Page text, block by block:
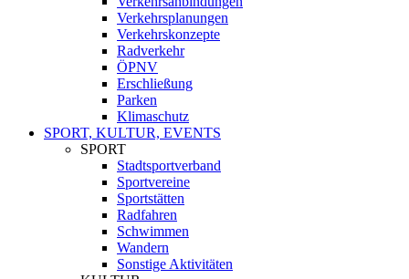
Verkehrsplanungen
Verkehrskonzepte
Radverkehr
ÖPNV
Erschließung
Parken
Klimaschutz
SPORT, KULTUR, EVENTS
SPORT
Stadtsportverband
Sportvereine
Sportstätten
Radfahren
Schwimmen
Wandern
Sonstige Aktivitäten